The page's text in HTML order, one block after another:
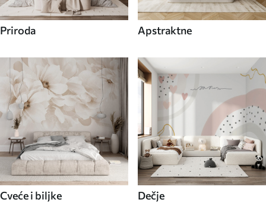
Priroda Apstraktne
Cveće i biljke Dečje